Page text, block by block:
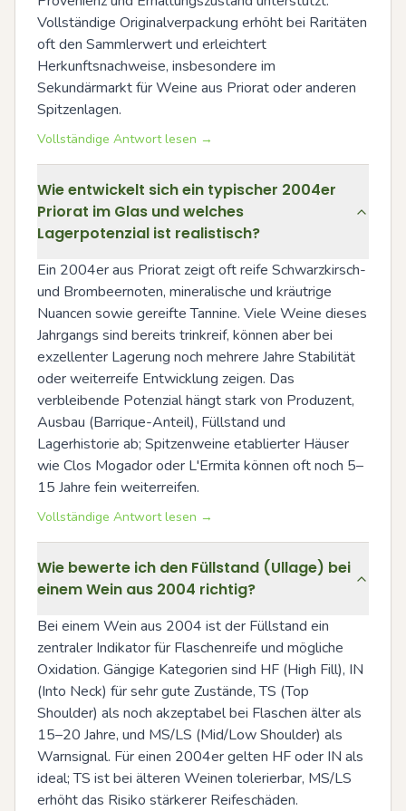
Vollständige Originalverpackung erhöht bei Raritäten
oft den Sammlerwert und erleichtert
Herkunftsnachweise, insbesondere im
Sekundärmarkt für Weine aus Priorat oder anderen
Spitzenlagen.
Vollständige Antwort lesen →
Wie entwickelt sich ein typischer 2004er
Priorat im Glas und welches
Lagerpotenzial ist realistisch?
Ein 2004er aus Priorat zeigt oft reife Schwarzkirsch-
und Brombeernoten, mineralische und kräutrige
Nuancen sowie gereifte Tannine. Viele Weine dieses
Jahrgangs sind bereits trinkreif, können aber bei
exzellenter Lagerung noch mehrere Jahre Stabilität
oder weiterreife Entwicklung zeigen. Das
verbleibende Potenzial hängt stark von Produzent,
Ausbau (Barrique-Anteil), Füllstand und
Lagerhistorie ab; Spitzenweine etablierter Häuser
wie Clos Mogador oder L'Ermita können oft noch 5–
15 Jahre fein weiterreifen.
Vollständige Antwort lesen →
Wie bewerte ich den Füllstand (Ullage) bei
einem Wein aus 2004 richtig?
Bei einem Wein aus 2004 ist der Füllstand ein
zentraler Indikator für Flaschenreife und mögliche
Oxidation. Gängige Kategorien sind HF (High Fill), IN
(Into Neck) für sehr gute Zustände, TS (Top
Shoulder) als noch akzeptabel bei Flaschen älter als
15–20 Jahre, und MS/LS (Mid/Low Shoulder) als
Warnsignal. Für einen 2004er gelten HF oder IN als
ideal; TS ist bei älteren Weinen tolerierbar, MS/LS
erhöht das Risiko stärkerer Reifeschäden.